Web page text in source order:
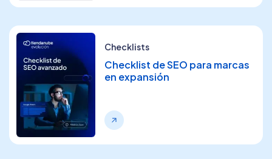
Checklists
Checklist de SEO para marcas
en expansión